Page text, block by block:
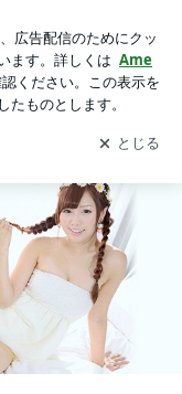
を受け取りまし
開く